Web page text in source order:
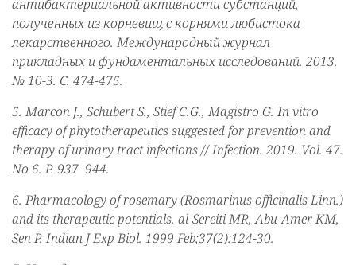
антибактериальной активности субстанций,
полученных из корневищ с корнями любистока
лекарственного. Международный журнал
прикладных и фундаментальных исследований. 2013.
№ 10-3. С. 474-475.
5. Marcon J., Schubert S., Stief C.G., Magistro G. In vitro
efficacy of phytotherapeutics suggested for prevention and
therapy of urinary tract infections // Infection. 2019. Vol. 47.
No 6. P. 937–944.
6. Pharmacology of rosemary (Rosmarinus officinalis Linn.)
and its therapeutic potentials. al-Sereiti MR, Abu-Amer KM,
Sen P. Indian J Exp Biol. 1999 Feb;37(2):124-30.